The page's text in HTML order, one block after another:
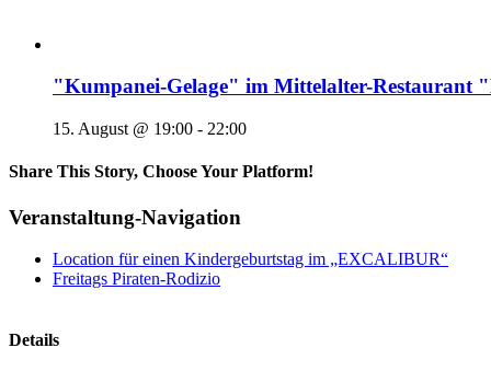
"Kumpanei-Gelage" im Mittelalter-
15. August @ 19:00 - 22:00
Share This Story, Choose Your Platform!
Veranstaltung-Navigation
Location für einen Kindergeburtstag im „EXCALIBUR“
Freitags Piraten-Rodizio
Details